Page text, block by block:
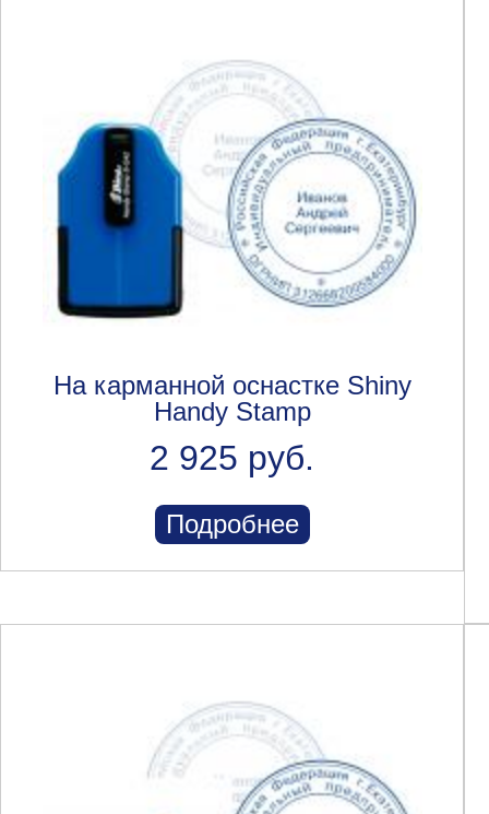
На карманной оснастке Shiny
Handy Stamp
2 925 руб.
Подробнее